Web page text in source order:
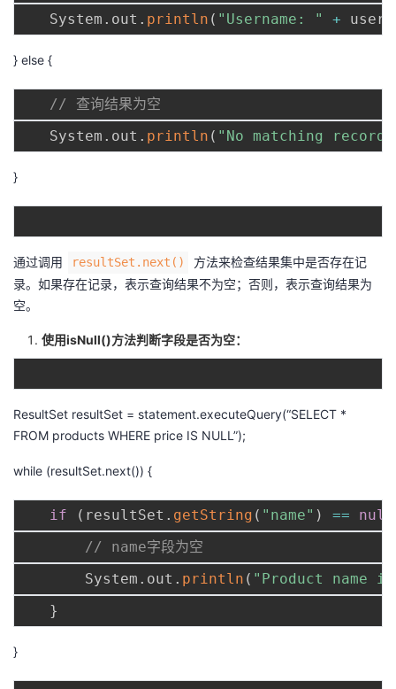
   System
. out . println ( "Username: " +
} else {
// 查询结果为空
   System
. out . println ( "No matching
}
通过调用 resultSet.next()
方法来检查结果集中是否存在记
录。如果存在记录，表示查询结果不为空；否则，表示查询结果为
空。
使用isNull()方法判断字段是否为空：
ResultSet resultSet = statement.executeQuery(“SELECT *
FROM products WHERE price IS NULL”);
while (resultSet.next()) {
if ( resultSet . getString ( "name" ) == null
// name字段为空
       System
. out . println ( "Product name
}
}